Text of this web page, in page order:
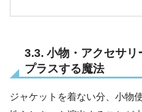
3.3. 小物・アクセサ
プラスする魔法
ジャケットを着ない分、小物